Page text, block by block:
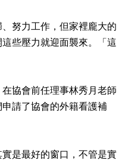
努力工作，但家裡龐大的
些壓力就迎面襲來。「這
協會前任理事林秀月老師
請了協會的外籍看護補
是最好的窗口，不管是實